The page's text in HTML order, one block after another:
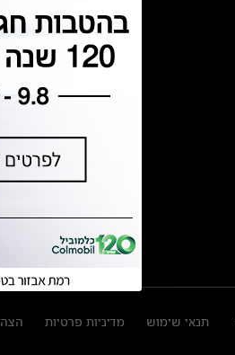
תנאי שימוש מדיניות פרטיות